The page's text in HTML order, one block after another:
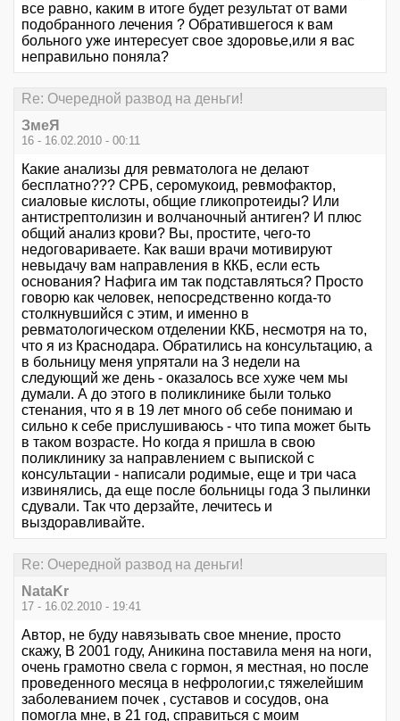
все равно, каким в итоге будет результат от вами
подобранного лечения ? Обратившегося к вам
больного уже интересует свое здоровье,или я вас
неправильно поняла?
Re: Очередной развод на деньги!
ЗмеЯ
16 - 16.02.2010 - 00:11
Какие анализы для ревматолога не делают
бесплатно??? СРБ, серомукоид, ревмофактор,
сиаловые кислоты, общие гликопротеиды? Или
антистрептолизин и волчаночный антиген? И плюс
общий анализ крови? Вы, простите, чего-то
недоговариваете. Как ваши врачи мотивируют
невыдачу вам направления в ККБ, если есть
основания? Нафига им так подставляться? Просто
говорю как человек, непосредственно когда-то
столкнувшийся с этим, и именно в
ревматологическом отделении ККБ, несмотря на то,
что я из Краснодара. Обратились на консультацию, а
в больницу меня упрятали на 3 недели на
следующий же день - оказалось все хуже чем мы
думали. А до этого в поликлинике были только
стенания, что я в 19 лет много об себе понимаю и
сильно к себе прислушиваюсь - что типа может быть
в таком возрасте. Но когда я пришла в свою
поликлинику за направлением с выпиской с
консультации - написали родимые, еще и три часа
извинялись, да еще после больницы года 3 пылинки
сдували. Так что дерзайте, лечитесь и
выздоравливайте.
Re: Очередной развод на деньги!
NataKr
17 - 16.02.2010 - 19:41
Автор, не буду навязывать свое мнение, просто
скажу, В 2001 году, Аникина поставила меня на ноги,
очень грамотно свела с гормон, я местная, но после
проведенного месяца в нефрологии,с тяжелейшим
заболеванием почек , суставов и сосудов, она
помогла мне, в 21 год, справиться с моим